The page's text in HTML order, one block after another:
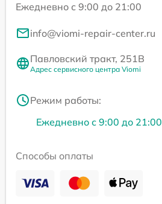
Ежедневно с 9:00 до 21:00
info@viomi-repair-center.ru
Павловский тракт, 251В
Адрес сервисного центра Viomi
Режим работы:
Ежедневно с 9:00 до 21:00
Способы оплаты